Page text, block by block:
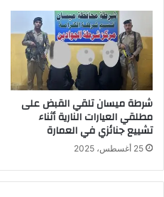
شرطة ميسان تلقي القبض على
مطلقي العيارات النارية أثناء
تشييع جنائزي في العمارة
25 أغسطس، 2025